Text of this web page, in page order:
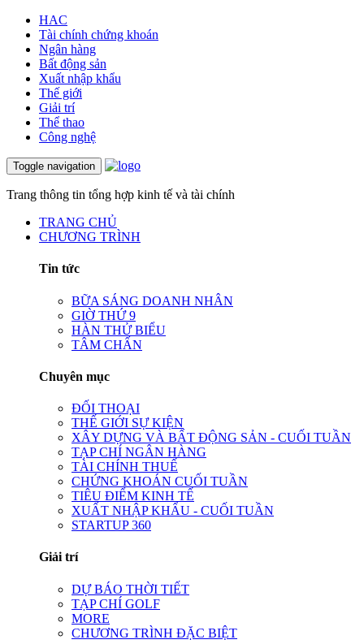
HAC
Tài chính chứng khoán
Ngân hàng
Bất động sản
Xuất nhập khẩu
Thế giới
Giải trí
Thể thao
Công nghệ
Toggle navigation
Trang thông tin tổng hợp kinh tế và tài chính
TRANG CHỦ
CHƯƠNG TRÌNH
Tin tức
BỮA SÁNG DOANH NHÂN
GIỜ THỨ 9
HÀN THỬ BIỂU
TÂM CHẤN
Chuyên mục
ĐỐI THOẠI
THẾ GIỚI SỰ KIỆN
XÂY DỰNG VÀ BẤT ĐỘNG SẢN - CUỐI TUẦN
TẠP CHÍ NGÂN HÀNG
TÀI CHÍNH THUẾ
CHỨNG KHOÁN CUỐI TUẦN
TIÊU ĐIỂM KINH TẾ
XUẤT NHẬP KHẨU - CUỐI TUẦN
STARTUP 360
Giải trí
DỰ BÁO THỜI TIẾT
TẠP CHÍ GOLF
MORE
CHƯƠNG TRÌNH ĐẶC BIỆT